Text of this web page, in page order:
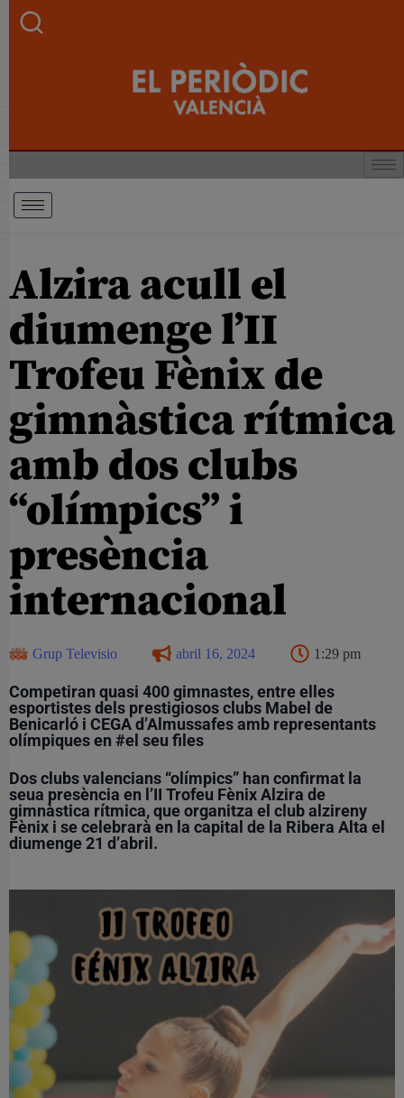
Alzira acull el
diumenge l’II
Trofeu Fènix de
gimnàstica rítmica
amb dos clubs
“olímpics” i
presència
internacional
Grup Televisio abril 16, 2024 1:29 pm
Competiran quasi 400 gimnastes, entre elles
esportistes dels prestigiosos clubs Mabel de
Benicarló i CEGA d’Almussafes amb representants
olímpiques en #el seu files
Dos clubs valencians “olímpics” han confirmat la
seua presència en l’II Trofeu Fènix Alzira de
gimnàstica rítmica, que organitza el club alzireny
Fènix i se celebrarà en la capital de la Ribera Alta el
diumenge 21 d’abril.